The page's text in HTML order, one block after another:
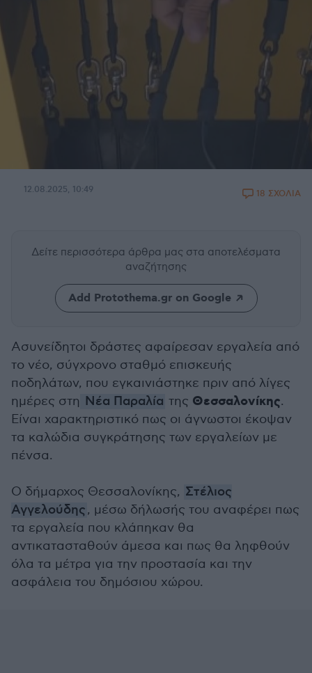
12.08.2025, 10:49 18 ΣΧΟΛΙΑ
Δείτε περισσότερα άρθρα μας στα αποτελέσματα
αναζήτησης
Add Protothema.gr on Google
Ασυνείδητοι δράστες αφαίρεσαν εργαλεία από
το νέο, σύγχρονο σταθμό επισκευής
ποδηλάτων, που εγκαινιάστηκε πριν από λίγες
ημέρες στη Νέα Παραλία της Θεσσαλονίκης.
Είναι χαρακτηριστικό πως οι άγνωστοι έκοψαν
τα καλώδια συγκράτησης των εργαλείων με
πένσα.
Ο δήμαρχος Θεσσαλονίκης, Στέλιος
Αγγελούδης, μέσω δήλωσής του αναφέρει πως
τα εργαλεία που κλάπηκαν θα
αντικατασταθούν άμεσα και πως θα ληφθούν
όλα τα μέτρα για την προστασία και την
ασφάλεια του δημόσιου χώρου.